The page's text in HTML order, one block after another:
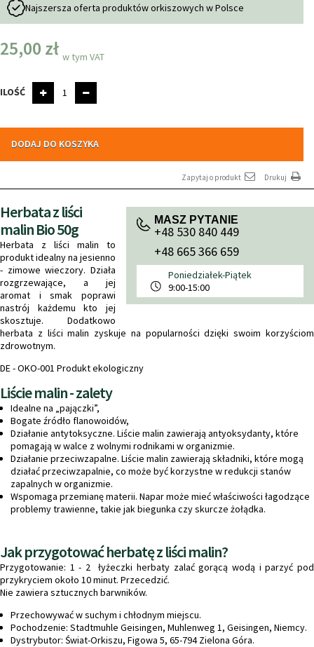
Najszersza oferta produktów orkiszowych w Polsce
25,00 zł w tym VAT
ILOŚĆ
DODAJ DO KOSZYKA
Zapytaj o produkt Drukuj
MASZ PYTANIE
+48 530 840 449
+48 665 366 659
Poniedziałek-Piątek
9:00-15:00
Herbata z liści
malin Bio 50g
Herbata z liści malin to
produkt idealny na jesienno
- zimowe wieczory. Działa
rozgrzewające, a jej
aromat i smak poprawi
nastrój każdemu kto jej
skosztuje. Dodatkowo
herbata z liści malin zyskuje na popularności dzięki swoim korzyściom
zdrowotnym.
DE - OKO-001 Produkt ekologiczny
Liście malin - zalety
Idealne na „pajączki”,
Bogate źródło flanowoidów,
Działanie antytoksyczne. Liście malin zawierają antyoksydanty, które
pomagają w walce z wolnymi rodnikami w organizmie.
Działanie przeciwzapalne. Liście malin zawierają składniki, które mogą
działać przeciwzapalnie, co może być korzystne w redukcji stanów
zapalnych w organizmie.
Wspomaga przemianę materii. Napar może mieć właściwości łagodzące
problemy trawienne, takie jak biegunka czy skurcze żołądka.
Jak przygotować herbatę z liści malin?
Przygotowanie: 1 - 2 łyżeczki herbaty zalać gorącą wodą i parzyć pod
przykryciem około 10 minut. Przecedzić.
Nie zawiera sztucznych barwników.
Przechowywać w suchym i chłodnym miejscu.
Pochodzenie: Stadtmuhle Geisingen, Muhlenweg 1, Geisingen, Niemcy.
Dystrybutor: Świat-Orkiszu, Figowa 5, 65-794 Zielona Góra.